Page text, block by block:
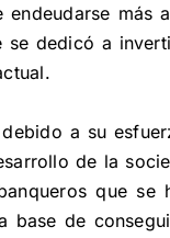
dedicó a
a su
de la
que
base de